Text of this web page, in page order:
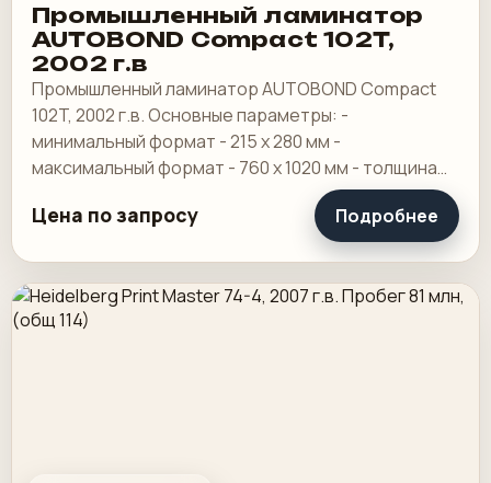
Промышленный ламинатор
AUTOBOND Compact 102T,
2002 г.в
Промышленный ламинатор AUTOBOND Compact
102T, 2002 г.в. Основные параметры: -
минимальный формат - 215 х 280 мм -
максимальный формат - 760 х 1020 мм - толщина
пленки - от 20 до 150 мкр - диапазон плотностей
бумаги и.
Цена по запросу Подробнее